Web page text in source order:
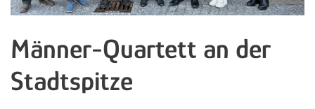
Männer-Quartett an der
Stadtspitze